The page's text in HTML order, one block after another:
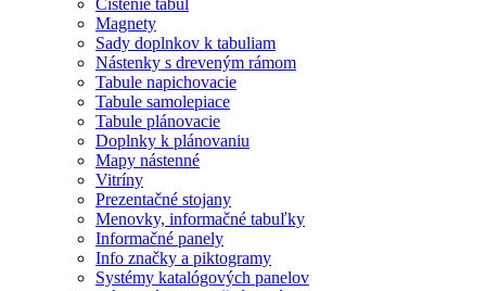
Čistenie tabúl
Magnety
Sady doplnkov k tabuliam
Nástenky s dreveným rámom
Tabule napichovacie
Tabule samolepiace
Tabule plánovacie
Doplnky k plánovaniu
Mapy nástenné
Vitríny
Prezentačné stojany
Menovky, informačné tabuľky
Informačné panely
Info značky a piktogramy
Systémy katalógových panelov